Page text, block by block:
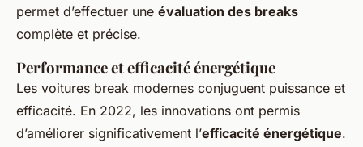
permet d’effectuer une évaluation des breaks
complète et précise.
Performance et efficacité énergétique
Les voitures break modernes conjuguent puissance et
efficacité. En 2022, les innovations ont permis
d’améliorer significativement l’efficacité énergétique.